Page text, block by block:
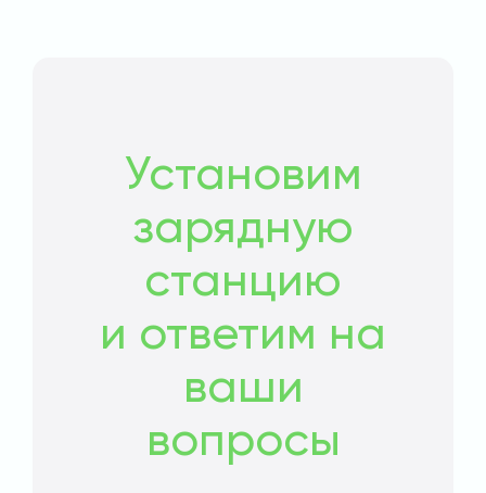
Установим
зарядную
станцию
и ответим на
ваши
вопросы